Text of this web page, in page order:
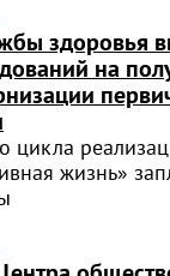
здоровья
на
цикла
жизнь»